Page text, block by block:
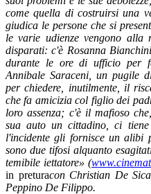
come quella di costruirsi una
giudica le persone che si
le varie udienze vengono
disparati: c'è Rosanna
durante le ore di ufficio per
Annibale Saraceni, un pugile
per chiedere, inutilmente, il
che fa amicizia col figlio dei
loro assenza; c'è il mafioso
sua auto un cittadino, ci
l'incidente gli fornisce un alibi
sono due tifosi alquanto
temibile iettatore» (
in preturacon Christian De
Peppino De Filippo.